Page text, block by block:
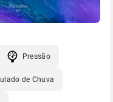
Pressão
de Chuva